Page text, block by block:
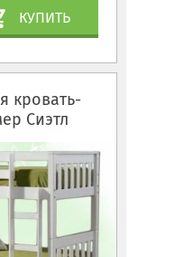
КУПИТЬ
кровать-
Сиэтл